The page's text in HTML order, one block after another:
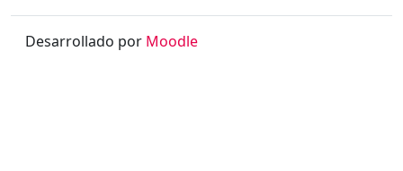
Desarrollado por Moodle